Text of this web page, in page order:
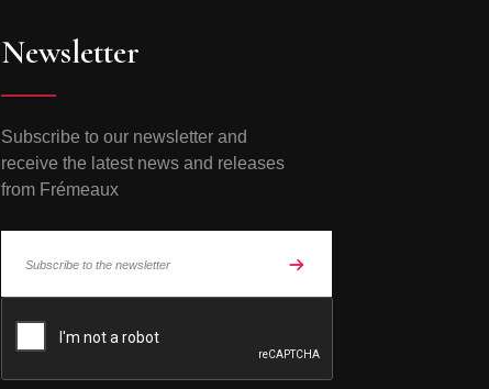
Newsletter
Subscribe to our newsletter and
receive the latest news and releases
from Frémeaux